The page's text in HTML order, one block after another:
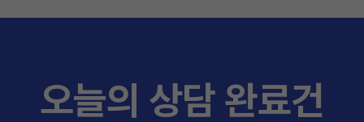
오늘의 상담 완료건